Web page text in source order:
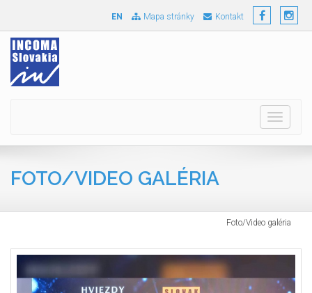
EN Mapa stránky Kontakt
Toggle
FOTO/VIDEO GALÉRIA
Foto/Video galéria